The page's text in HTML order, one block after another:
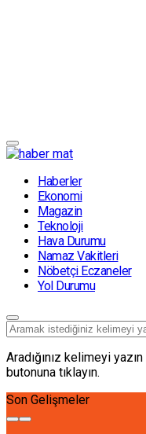
Haberler
Ekonomi
Magazin
Teknoloji
Hava Durumu
Namaz Vakitleri
Nöbetçi Eczaneler
Yol Durumu
Aradığınız kelimeyi
butonuna tıklayın.
Son Gelişmeler